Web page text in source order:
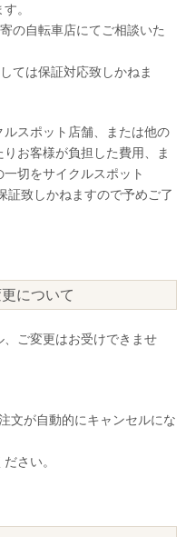
。
の自転車店にてご相談いた
ては保証対応致しかねま
スポット店舗、または他の
お客様が負担した費用、ま
切をサイクルスポット
致しかねますので予めご了
について
ご変更はお受けできませ
文が自動的にキャンセルにな
さい。